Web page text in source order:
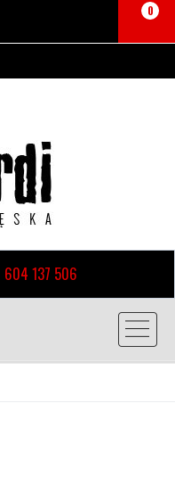
0
604 137 506